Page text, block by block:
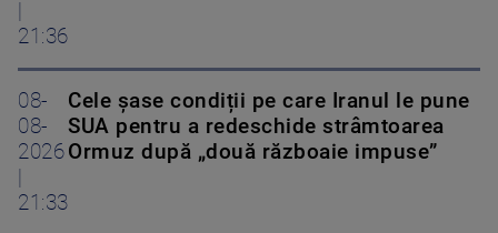
21:36
08-
08-
2026
21:33
Cele șase condiții pe care Iranul le pune
SUA pentru a redeschide strâmtoarea
Ormuz după „două războaie impuse”